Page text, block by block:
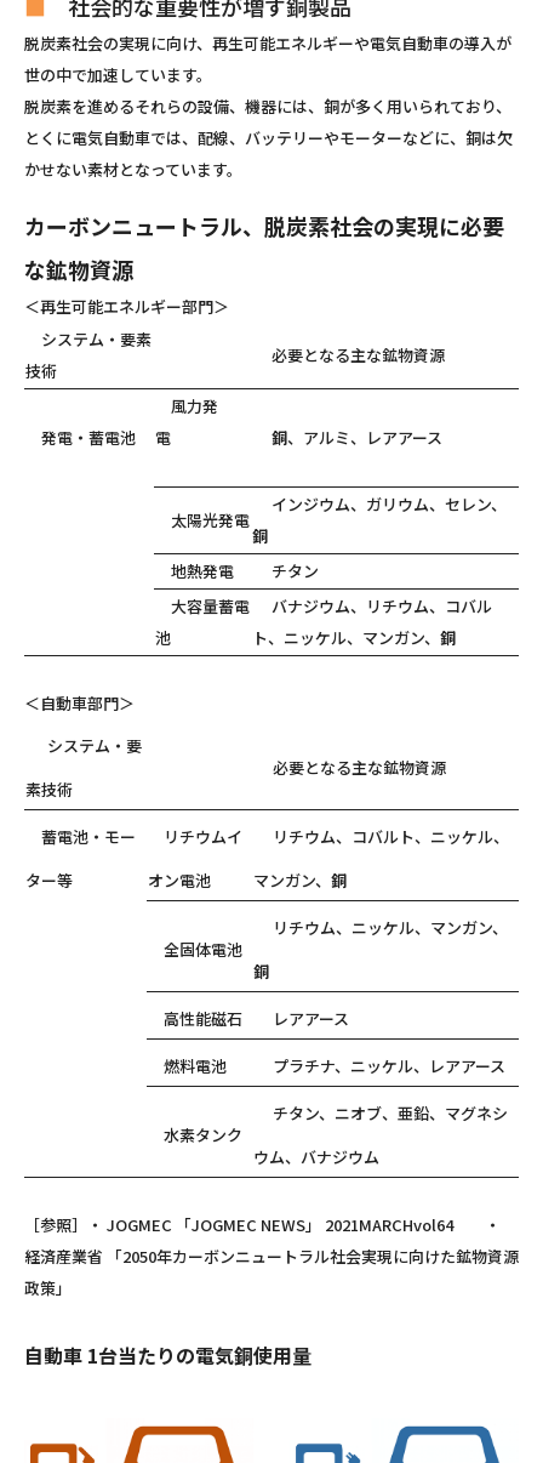
脱炭素社会の実現に向け、再生可能エネルギーや電気自動車の導入が
世の中で加速しています。
脱炭素を進めるそれらの設備、機器には、銅が多く用いられており、
とくに電気自動車では、配線、バッテリーやモーターなどに、銅は欠
かせない素材となっています。
カーボンニュートラル、脱炭素社会の実現に必要
な鉱物資源
＜再生可能エネルギー部門＞
システム・要素
技術
必要となる主な鉱物資源
発電・蓄電池
風力発
電
銅、アルミ、レアアース
太陽光発電
インジウム、ガリウム、セレン、
銅
地熱発電
チタン
大容量蓄電
池
バナジウム、リチウム、コバル
ト、ニッケル、マンガン、 銅
＜自動車部門＞
システム・要
素技術
必要となる主な鉱物資源
蓄電池・モー
ター等
リチウムイ
オン電池
リチウム、コバルト、ニッケル、
マンガン、 銅
全固体電池
リチウム、ニッケル、マンガン、
銅
高性能磁石 レアアース
燃料電池 プラチナ、ニッケル、レアアース
水素タンク
チタン、ニオブ、亜鉛、マグネシ
ウム、バナジウム
［参照］・ JOGMEC 「JOGMEC NEWS」 2021MARCHvol64 ・
経済産業省 「2050年カーボンニュートラル社会実現に向けた鉱物資源
政策」
自動車 1台当たりの電気銅使用量